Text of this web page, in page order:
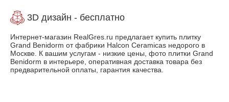
3D дизайн - бесплатно
Интернет-магазин RealGres.ru предлагает купить плитку
Grand Benidorm от фабрики Halcon Ceramicas недорого в
Москве. К вашим услугам - низкие цены, фото плитки Grand
Benidorm в интерьере, оперативная доставка товара без
предварительной оплаты, гарантия качества.